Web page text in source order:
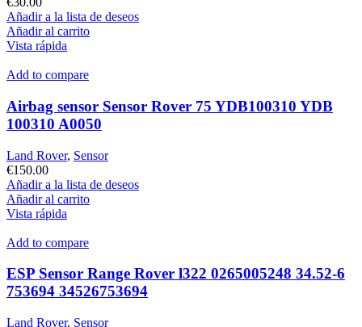
Añadir a la lista de deseos
Añadir al carrito
Vista rápida
Add to compare
Airbag sensor Sensor Rover 75 YDB100310 YDB
100310 A0050
Land Rover, Sensor
€150.00
Añadir a la lista de deseos
Añadir al carrito
Vista rápida
Add to compare
ESP Sensor Range Rover l322 0265005248 34.52-6
753694 34526753694
Land Rover, Sensor